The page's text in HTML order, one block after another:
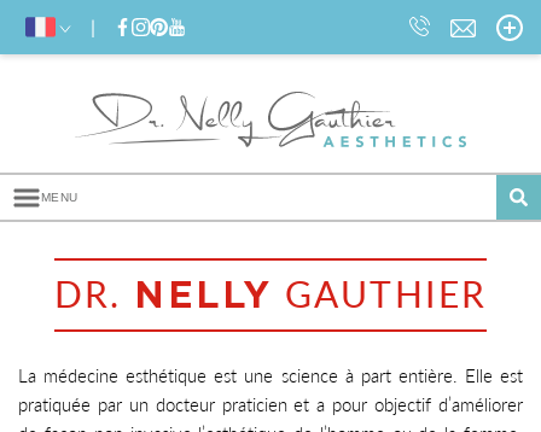
MENU
DR. NELLY GAUTHIER
La médecine esthétique est une science à part entière. Elle est
pratiquée par un docteur praticien et a pour objectif d’améliorer